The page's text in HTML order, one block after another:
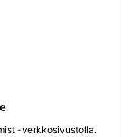
-verkkosivustolla.